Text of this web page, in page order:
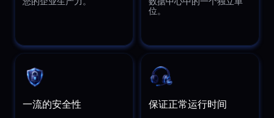
位。
一流的安全性 保证正常运行时间